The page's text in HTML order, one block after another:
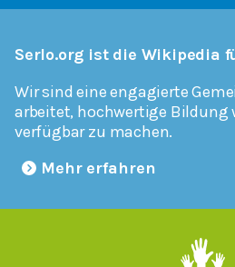
Serlo.org ist die Wikipedia
Wir sind eine engagierte
arbeitet, hochwertige Bildung
verfügbar zu machen.
Mehr erfahren